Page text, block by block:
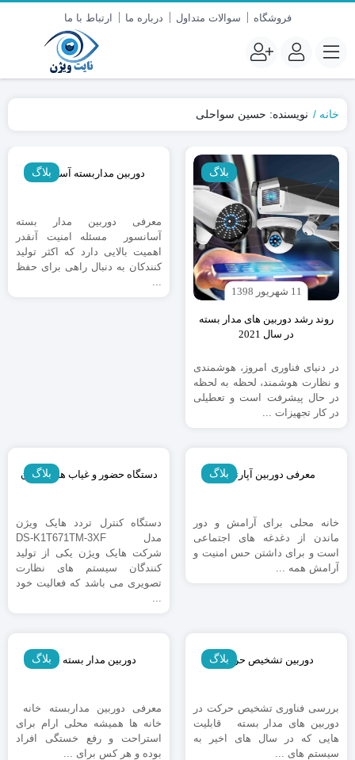
فروشگاه سوالات متداول درباره ما ارتباط با ما
خانه نویسنده: حسین سواحلی
11 شهریور 1398
روند رشد دوربین های مدار بسته
در سال 2021
در دنیای فناوری امروز، هوشمندی
و نظارت هوشمند، لحظه به لحظه
در حال پیشرفت است و تعطیلی
در کار تجهیزات ...
بلاگ دوربین مداربسته آسانسور
معرفی دوربین مدار بسته
آسانسور مسئله امنیت آنقدر
اهمیت بالایی دارد که اکثر تولید
کنندکان به دنبال راهی برای حفظ
...
بلاگ
معرفی دوربین آپارتمان
خانه محلی برای آرامش و دور
ماندن از دغدغه های اجتماعی
است و برای داشتن حس امنیت و
آرامش همه ...
بلاگ دستگاه حضور و غیاب هایک ویژن
دستگاه کنترل تردد هایک ویژن
مدل DS-K1T671TM-3XF
شرکت هایک ویژن یکی از تولید
کنندگان سیستم های نظارت
تصویری می باشد که فعالیت خود
...
بلاگ
دوربین تشخیص حرکت
بررسی فناوری تشخیص حرکت در
دوربین های مدار بسته قابلیت
هایی که در سال های اخیر به
سیستم های ...
بلاگ دوربین مدار بسته خانه
معرفی دوربین مداربسته خانه
خانه ها همیشه محلی ارام برای
استراحت و رفع خستگی افراد
بوده و هر کس برای ...
بلاگ